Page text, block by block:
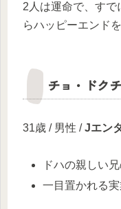
2人は運命で、す
らハッピーエンド
チョ・ドク
31歳 / 男性 /Jエン
ドハの親しい
一目置かれる